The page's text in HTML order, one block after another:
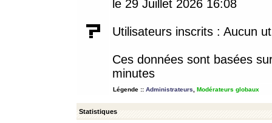
le 29 Juillet 2026 16:08
Utilisateurs inscrits : Aucun
Ces données sont basées
minutes
Légende :: Administrateurs Modérateurs globaux
Statistiques